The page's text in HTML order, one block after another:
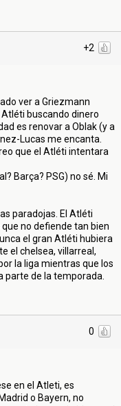
+2
ver a Griezmann
buscando dinero
es renovar a Oblak (y a
Lucas me encanta.
que el Atléti intentara
Barça? PSG) no sé. Mi
paradojas. El Atléti
no defiende tan bien
el gran Atléti hubiera
el chelsea, villarreal,
la liga mientras que los
parte de la temporada.
0
en el Atleti, es
o Bayern, no